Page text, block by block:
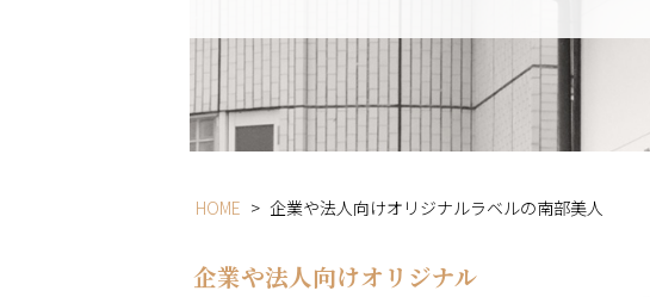
HOME > 企業や法人向けオリジナルラベルの南部美人
企業や法人向けオリジナル